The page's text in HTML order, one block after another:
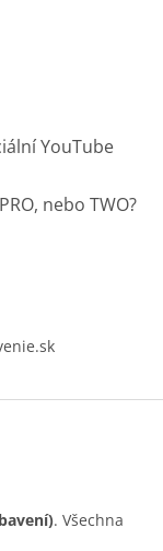
YouTube
nebo TWO?
. Všechna